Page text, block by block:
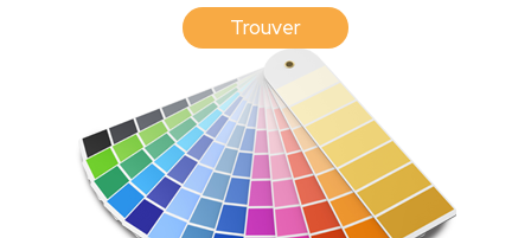
Trouver